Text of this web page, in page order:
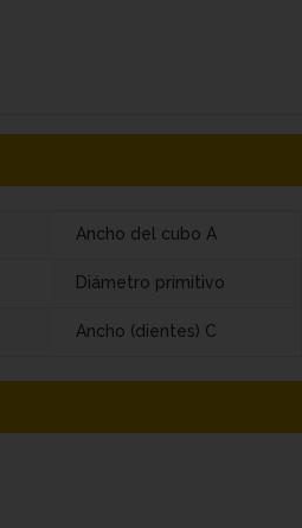
Ancho del cubo A
Diámetro primitivo
Ancho (dientes) C